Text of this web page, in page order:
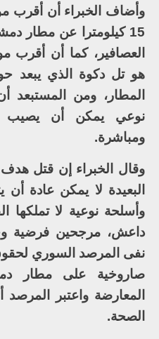
وأضاف الخبراء أن أقرب
15 كيلومترا عن مطار
العصافير، كما أن أقرب
هو تل دكوة الذي يبعد
المطار، ومن المستبعد
نوعي يمكن أن يصيب
ومباشرة.
وقال الخبراء إن قتل
البعيدة لا يمكن عادة
وأسلحة نوعية لا تملكها
داعش، مرجحين فرضية
نفى المرصد السوري
صاروخية على مطار
المعارضة واعتبر
الصحة.